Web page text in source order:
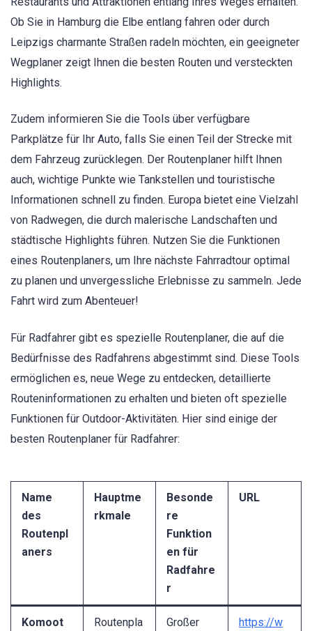
Ob Sie in Hamburg die Elbe entlang fahren oder durch
Leipzigs charmante Straßen radeln möchten, ein geeigneter
Wegplaner zeigt Ihnen die besten Routen und versteckten
Highlights.
Zudem informieren Sie die Tools über verfügbare
Parkplätze für Ihr Auto, falls Sie einen Teil der Strecke mit
dem Fahrzeug zurücklegen. Der Routenplaner hilft Ihnen
auch, wichtige Punkte wie Tankstellen und touristische
Informationen schnell zu finden. Europa bietet eine Vielzahl
von Radwegen, die durch malerische Landschaften und
städtische Highlights führen. Nutzen Sie die Funktionen
eines Routenplaners, um Ihre nächste Fahrradtour optimal
zu planen und unvergessliche Erlebnisse zu sammeln. Jede
Fahrt wird zum Abenteuer!
Für Radfahrer gibt es spezielle Routenplaner, die auf die
Bedürfnisse des Radfahrens abgestimmt sind. Diese Tools
ermöglichen es, neue Wege zu entdecken, detaillierte
Routeninformationen zu erhalten und bieten oft spezielle
Funktionen für Outdoor-Aktivitäten. Hier sind einige der
besten Routenplaner für Radfahrer:
Name
des
Routenpl
aners
Hauptme
rkmale
Besonde
re
Funktion
en für
Radfahre
r
URL
Komoot Routenpla Großer https://w